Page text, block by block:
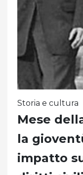
Storia e cultura
Mese
la
impatto